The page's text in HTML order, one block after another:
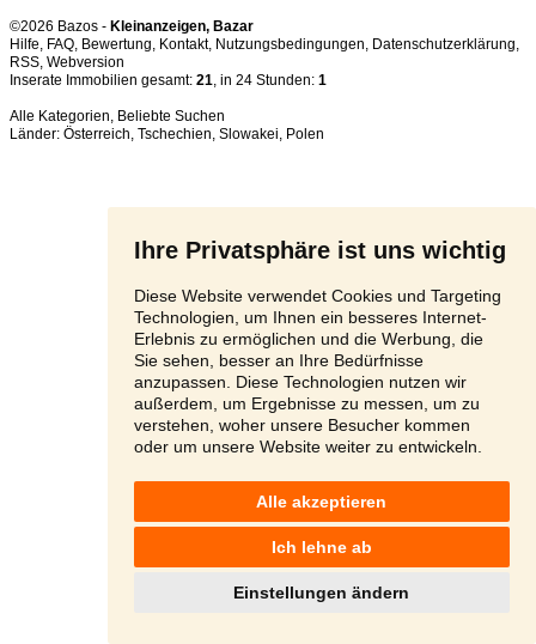
Ihre Privatsphäre ist uns wichtig
Diese Website verwendet Cookies und Targeting
Technologien, um Ihnen ein besseres Internet-
Erlebnis zu ermöglichen und die Werbung, die
Sie sehen, besser an Ihre Bedürfnisse
anzupassen. Diese Technologien nutzen wir
außerdem, um Ergebnisse zu messen, um zu
verstehen, woher unsere Besucher kommen
oder um unsere Website weiter zu entwickeln.
Alle akzeptieren
Ich lehne ab
Einstellungen ändern
©2026 Bazos - Kleinanzeigen, Bazar
Hilfe, FAQ, Bewertung, Kontakt, Nutzungsbedingungen, Datenschutzerklärung,
RSS,
Inserate Immobilien gesamt: 21, in 24 Stunden: 1
Alle Kategorien, Beliebte Suchen
Länder: Österreich, Tschechien, Slowakei, Polen